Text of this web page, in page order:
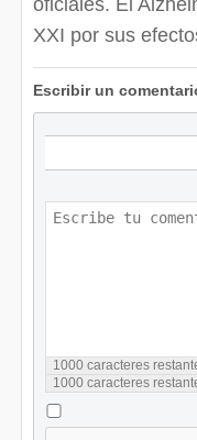
oficiales. El
XXI por sus
Escribir un
1000 caracteres
1000 caracteres